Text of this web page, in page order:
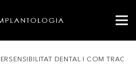
DENTAL I COM